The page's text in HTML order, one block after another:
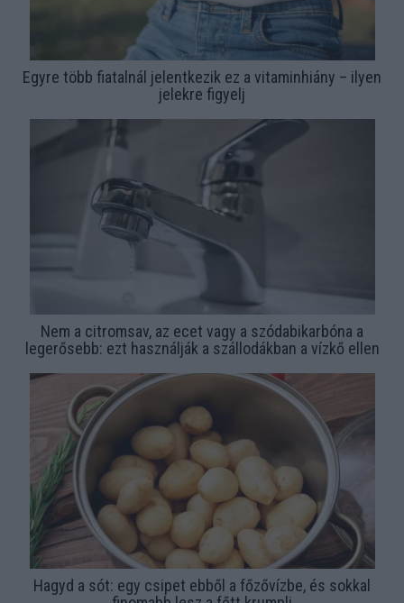
Egyre több fiatalnál jelentkezik ez a vitaminhiány – ilyen
jelekre figyelj
Nem a citromsav, az ecet vagy a szódabikarbóna a
legerősebb: ezt használják a szállodákban a vízkő ellen
Hagyd a sót: egy csipet ebből a főzővízbe, és sokkal